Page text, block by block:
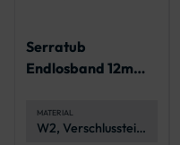
Serratub
Endlosband 12mm,
Rolle
MATERIAL
W2, Verschlussteile